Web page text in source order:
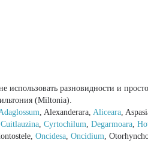
разновидности и
(Miltonia).
, Alexanderara, Aliceara,
Cuitlauzina, Cyrtochilum, Degarmoara,
Oncidesa, Oncidium,